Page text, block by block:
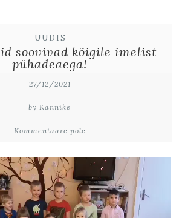
UUDIS
soovivad kõigile imelist
pühadeaega!
27/12/2021
by Kannike
Kommentaare pole